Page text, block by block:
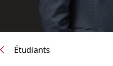
Étudiants